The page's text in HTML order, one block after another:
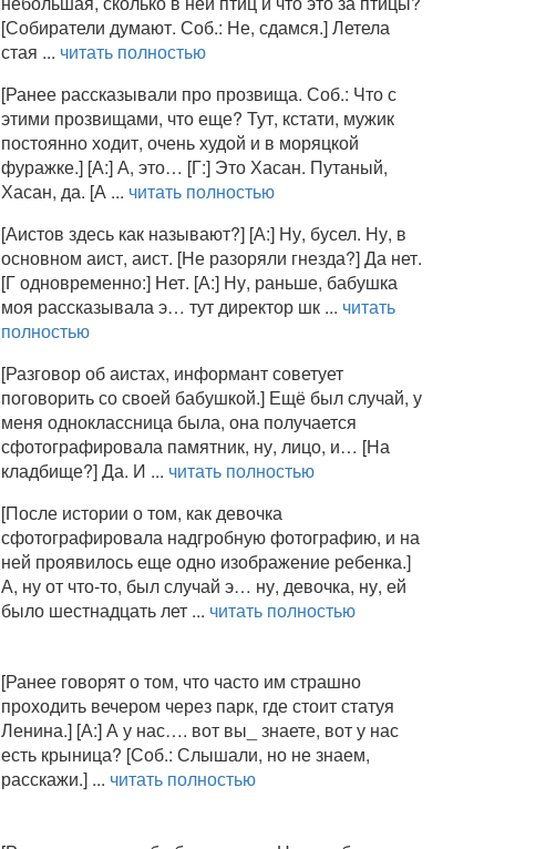
[Собиратели думают. Соб.: Не, сдамся.] Летела
стая ... читать полностью
[Ранее рассказывали про прозвища. Соб.: Что с
этими прозвищами, что еще? Тут, кстати, мужик
постоянно ходит, очень худой и в моряцкой
фуражке.] [А:] А, это… [Г:] Это Хасан. Путаный,
Хасан, да. [А ... читать полностью
[Аистов здесь как называют?] [А:] Ну, бусел. Ну, в
основном аист, аист. [Не разоряли гнезда?] Да нет.
[Г одновременно:] Нет. [А:] Ну, раньше, бабушка
моя рассказывала э… тут директор шк ... читать
полностью
[Разговор об аистах, информант советует
поговорить со своей бабушкой.] Ещё был случай, у
меня одноклассница была, она получается
сфотографировала памятник, ну, лицо, и… [На
кладбище?] Да. И ... читать полностью
[После истории о том, как девочка
сфотографировала надгробную фотографию, и на
ней проявилось еще одно изображение ребенка.]
А, ну от что-то, был случай э… ну, девочка, ну, ей
было шестнадцать лет ... читать полностью
[Ранее говорят о том, что часто им страшно
проходить вечером через парк, где стоит статуя
Ленина.] [А:] А у нас…. вот вы_ знаете, вот у нас
есть крыница? [Соб.: Слышали, но не знаем,
расскажи.] ... читать полностью